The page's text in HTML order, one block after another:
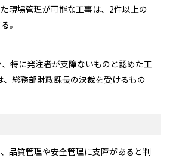
現場管理が可能な工事は、2件以上の
。
特に発注者が支障ないものと認めた工
総務部財政課長の決裁を受けるもの
品質管理や安全管理に支障があると判